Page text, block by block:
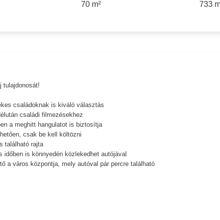
70 m² 733
tulajdonosát!
családoknak is kiváló választás
családi filmezésekhez
a meghitt hangulatot is biztosítja
csak be kell költözni
található rajta
is könnyedén közlekedhet autójával
a város központja, mely autóval pár percre található